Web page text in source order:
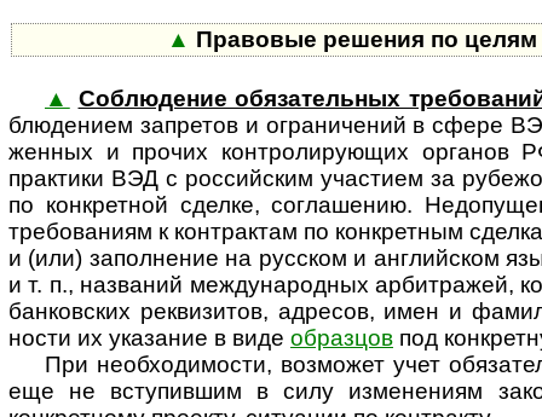
▲ Правовые решения по целям
▲
Соблюдение обязательных
блю­де­ни­ем запретов и ограни­чений в сфере
женных и прочих конт­ро­ли­ру­ю­щих органов
практики ВЭД с рос­сий­ским участием за
по конкретной сделке, соглашению.
требованиям к контрактам по конкретным
и (или) заполнение на русском и английском
и т. п., названий между­на­род­ных арбитражей,
банковских реквизитов, адресов, имен и
ности их указание в виде образцов под
При необходимости, возможет учет
еще не вступившим в силу изменениям